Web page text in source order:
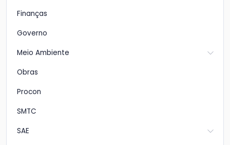
Finanças
Governo
Meio Ambiente
Obras
Procon
SMTC
SAE